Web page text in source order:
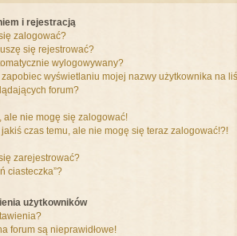
i rejestracją
zalogować?
się rejestrować?
wylogowywany?
wyświetlaniu mojej nazwy użytkownika na
forum?
ale nie mogę się zalogować!
czas temu, ale nie mogę się teraz zalogować!?!
zarejestrować?
ciasteczka”?
użytkowników
forum są nieprawidłowe!